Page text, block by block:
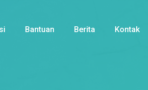
Bantuan Berita Kontak